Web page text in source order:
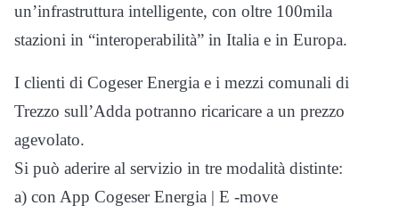
un’infrastruttura intelligente, con oltre 100mila
stazioni in “interoperabilità” in Italia e in Europa.
I clienti di Cogeser Energia e i mezzi comunali di
Trezzo sull’Adda potranno ricaricare a un prezzo
agevolato.
Si può aderire al servizio in tre modalità distinte:
a) con App Cogeser Energia | E -move